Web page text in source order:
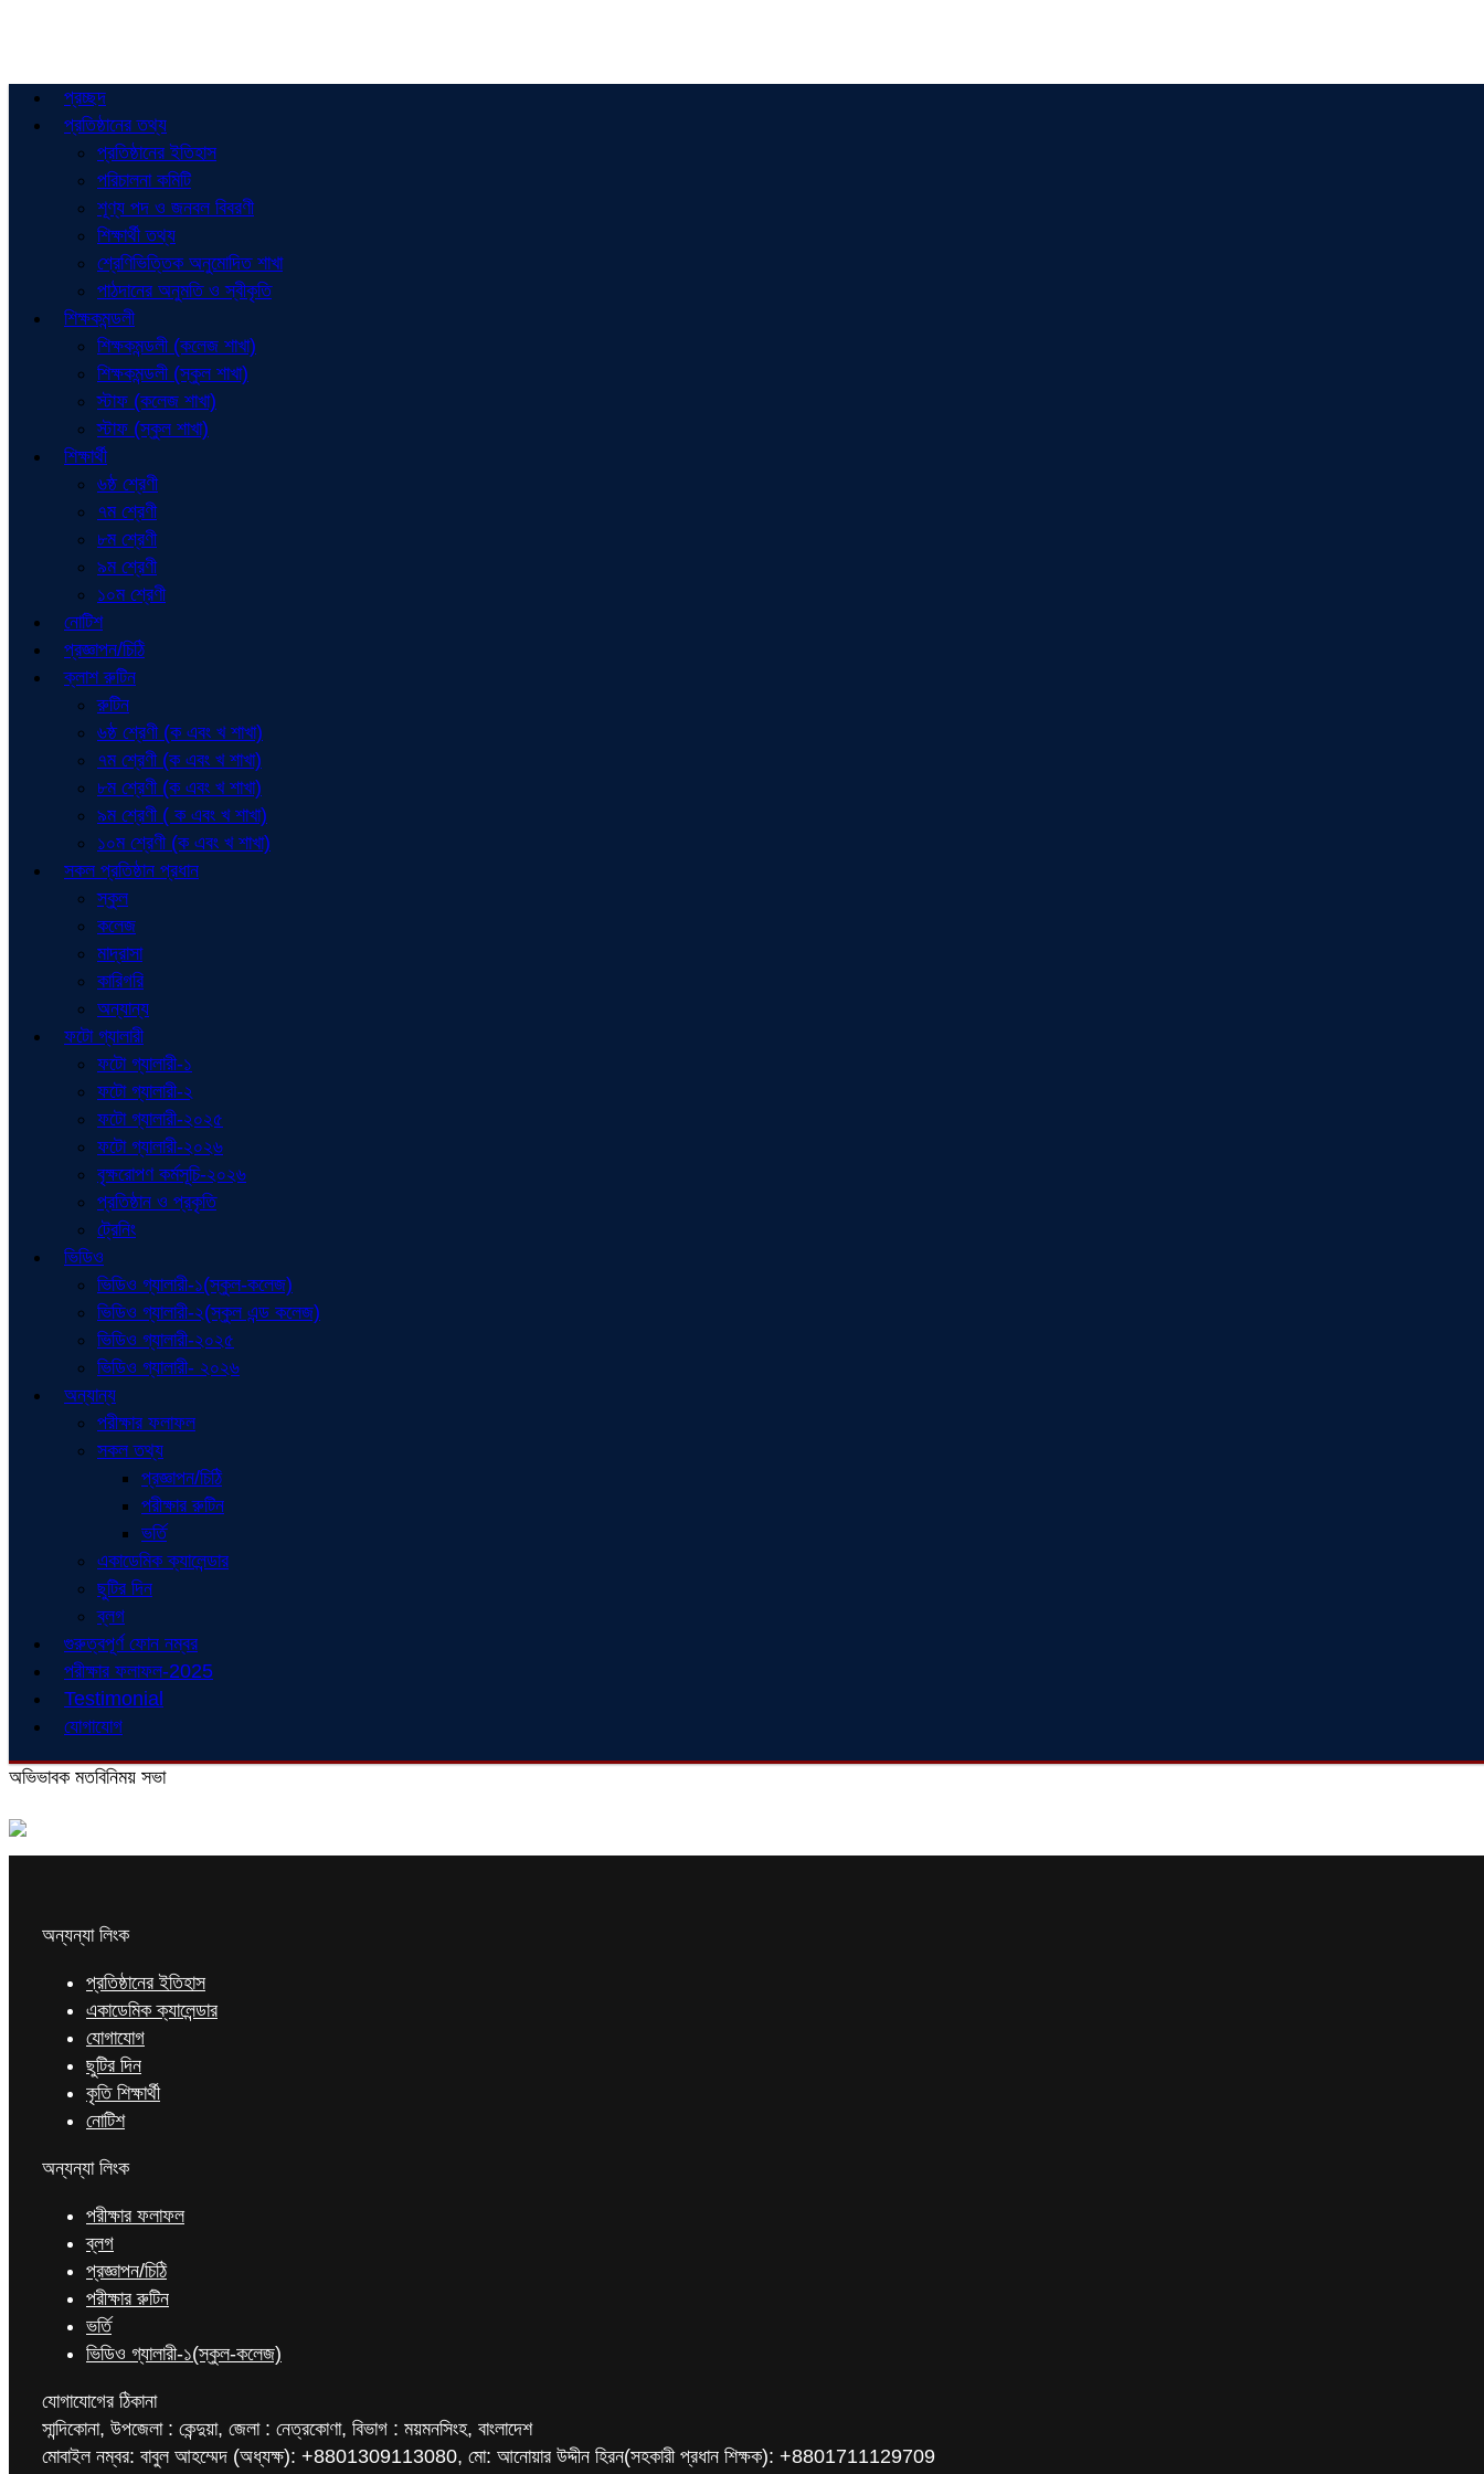
প্রচ্ছদ
প্রতিষ্ঠানের তথ্য
প্রতিষ্ঠানের ইতিহাস
পরিচালনা কমিটি
শূণ্য পদ ও জনবল বিবরণী
শিক্ষার্থী তথ্য
শ্রেণিভিত্তিক অনুমোদিত শাখা
পাঠদানের অনুমতি ও স্বীকৃতি
শিক্ষকমন্ডলী
শিক্ষকমন্ডলী (কলেজ শাখা)
শিক্ষকমন্ডলী (স্কুল শাখা)
স্টাফ (কলেজ শাখা)
স্টাফ (স্কুল শাখা)
শিক্ষার্থী
৬ষ্ঠ শ্রেণী
৭ম শ্রেণী
৮ম শ্রেণী
৯ম শ্রেণী
১০ম শ্রেণী
নোটিশ
প্রজ্ঞাপন/চিঠি
ক্লাশ রুটিন
রুটিন
৬ষ্ঠ শ্রেণী (ক এবং খ শাখা)
৭ম শ্রেণী (ক এবং খ শাখা)
৮ম শ্রেণী (ক এবং খ শাখা)
৯ম শ্রেণী ( ক এবং খ শাখা)
১০ম শ্রেণী (ক এবং খ শাখা)
সকল প্রতিষ্ঠান প্রধান
স্কুল
কলেজ
মাদ্রাসা
কারিগরি
অন্যান্য
ফটো গ্যালারী
ফটো গ্যালারী-১
ফটো গ্যালারী-২
ফটো গ্যালারী-২০২৫
ফটো গ্যালারী-২০২৬
বৃক্ষরোপণ কর্মসূচি-২০২৬
প্রতিষ্ঠান ও প্রকৃতি
ট্রেনিং
ভিডিও
ভিডিও গ্যালারী-১(স্কুল-কলেজ)
ভিডিও গ্যালারী-২(স্কুল এন্ড কলেজ)
ভিডিও গ্যালারী-২০২৫
ভিডিও গ্যালারী- ২০২৬
অন্যান্য
পরীক্ষার ফলাফল
সকল তথ্য
প্রজ্ঞাপন/চিঠি
পরীক্ষার রুটিন
ভর্তি
একাডেমিক ক্যালেন্ডার
ছুটির দিন
ব্লগ
গুরুত্বপূর্ণ ফোন নম্বর
পরীক্ষার ফলাফল-2025
Testimonial
যোগাযোগ
অভিভাবক মতবিনিময় সভা
অন্যন্যা লিংক
প্রতিষ্ঠানের ইতিহাস
একাডেমিক ক্যালেন্ডার
যোগাযোগ
ছুটির দিন
কৃতি শিক্ষার্থী
নোটিশ
অন্যন্যা লিংক
পরীক্ষার ফলাফল
ব্লগ
প্রজ্ঞাপন/চিঠি
পরীক্ষার রুটিন
ভর্তি
ভিডিও গ্যালারী-১(স্কুল-কলেজ)
যোগাযোগের ঠিকানা
সান্দিকোনা, উপজেলা : কেন্দুয়া, জেলা : নেত্রকোণা, বিভাগ : ময়মনসিংহ, বাংলাদেশ
মোবাইল নম্বর: বাবুল আহম্মেদ (অধ্যক্ষ): +8801309113080, মো: আনোয়ার উদ্দীন হিরন(সহকারী প্রধান শিক্ষক): +8801711129709